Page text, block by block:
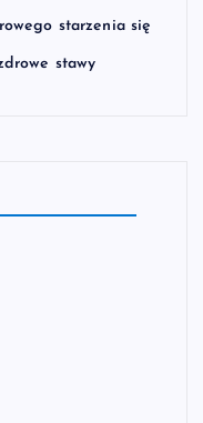
starzenia się
stawy